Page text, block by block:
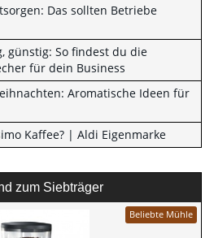
Das sollten Betriebe
günstig: So findest du die
für dein Business
Aromatische Ideen für
Kaffee? | Aldi Eigenmarke
zum Siebträger
Beliebte Mühle